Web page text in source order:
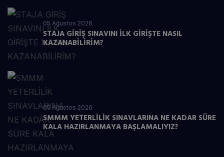
05 Ağustos 2026
STAJA GİRİŞ SINAVINI İLK GİRİŞTE NASIL
KAZANABİLİRİM?
05 Ağustos 2026
SMMM YETERLİLİK SINAVLARINA NE KADAR SÜRE
KALA HAZIRLANMAYA BAŞLAMALIYIZ?